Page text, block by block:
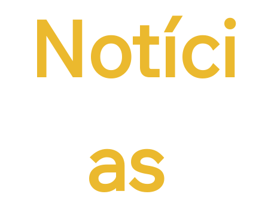
Notíci
as